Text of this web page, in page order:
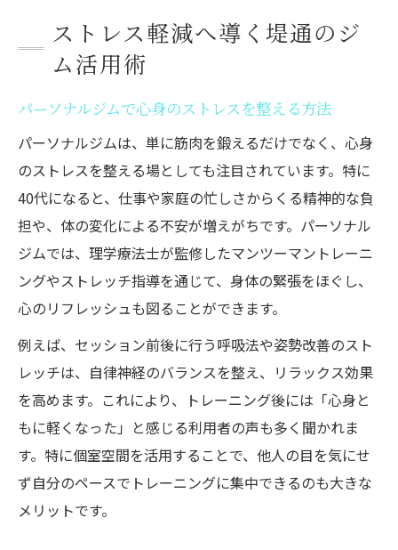
ストレス軽減へ導く堤通のジ
ム活用術
パーソナルジムで心身のストレスを整える方法
パーソナルジムは、単に筋肉を鍛えるだけでなく、心身
のストレスを整える場としても注目されています。特に
40代になると、仕事や家庭の忙しさからくる精神的な負
担や、体の変化による不安が増えがちです。パーソナル
ジムでは、理学療法士が監修したマンツーマントレーニ
ングやストレッチ指導を通じて、身体の緊張をほぐし、
心のリフレッシュも図ることができます。
例えば、セッション前後に行う呼吸法や姿勢改善のスト
レッチは、自律神経のバランスを整え、リラックス効果
を高めます。これにより、トレーニング後には「心身と
もに軽くなった」と感じる利用者の声も多く聞かれま
す。特に個室空間を活用することで、他人の目を気にせ
ず自分のペースでトレーニングに集中できるのも大きな
メリットです。